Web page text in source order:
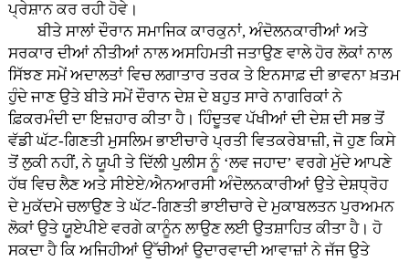
ਪ੍ਰੇਸ਼ਾਨ ਕਰ ਰਹੀ ਹੋਵੇ।
ਬੀਤੇ ਸਾਲਾਂ ਦੌਰਾਨ ਸਮਾਜਿਕ ਕਾਰਕੁਨਾਂ, ਅੰਦੋਲਨਕਾਰੀਆਂ ਅਤੇ
ਸਰਕਾਰ ਦੀਆਂ ਨੀਤੀਆਂ ਨਾਲ ਅਸਹਿਮਤੀ ਜਤਾਉਣ ਵਾਲੇ ਹੋਰ ਲੋਕਾਂ ਨਾਲ
ਸਿੱਝਣ ਸਮੇਂ ਅਦਾਲਤਾਂ ਵਿਚ ਲਗਾਤਾਰ ਤਰਕ ਤੇ ਇਨਸਾਫ਼ ਦੀ ਭਾਵਨਾ ਖ਼ਤਮ
ਹੁੰਦੇ ਜਾਣ ਉਤੇ ਬੀਤੇ ਸਮੇਂ ਦੌਰਾਨ ਦੇਸ਼ ਦੇ ਬਹੁਤ ਸਾਰੇ ਨਾਗਰਿਕਾਂ ਨੇ
ਫ਼ਿਕਰਮੰਦੀ ਦਾ ਇਜ਼ਹਾਰ ਕੀਤਾ ਹੈ। ਹਿੰਦੂਤਵ ਪੱਖੀਆਂ ਦੀ ਦੇਸ਼ ਦੀ ਸਭ ਤੋਂ
ਵੱਡੀ ਘੱਟ-ਗਿਣਤੀ ਮੁਸਲਿਮ ਭਾਈਚਾਰੇ ਪ੍ਰਤੀ ਵਿਤਕਰੇਬਾਜ਼ੀ, ਜੋ ਹੁਣ ਕਿਸੇ
ਤੋਂ ਲੁਕੀ ਨਹੀਂ, ਨੇ ਯੂਪੀ ਤੇ ਦਿੱਲੀ ਪੁਲੀਸ ਨੂੰ ‘ਲਵ ਜਹਾਦ’ ਵਰਗੇ ਮੁੱਦੇ ਆਪਣੇ
ਹੱਥ ਵਿਚ ਲੈਣ ਅਤੇ ਸੀਏਏ/ਐਨਆਰਸੀ ਅੰਦੋਲਨਕਾਰੀਆਂ ਉਤੇ ਦੇਸ਼ਧ੍ਰੋਹ
ਦੇ ਮੁਕੱਦਮੇ ਚਲਾਉਣ ਤੇ ਘੱਟ-ਗਿਣਤੀ ਭਾਈਚਾਰੇ ਦੇ ਮੁਕਾਬਲਤਨ ਪੁਰਅਮਨ
ਲੋਕਾਂ ਉਤੇ ਯੂਏਪੀਏ ਵਰਗੇ ਕਾਨੂੰਨ ਲਾਉਣ ਲਈ ਉਤਸ਼ਾਹਿਤ ਕੀਤਾ ਹੈ। ਹੋ
ਸਕਦਾ ਹੈ ਕਿ ਅਜਿਹੀਆਂ ਉੱਚੀਆਂ ਉਦਾਰਵਾਦੀ ਆਵਾਜ਼ਾਂ ਨੇ ਜੱਜ ਉਤੇ